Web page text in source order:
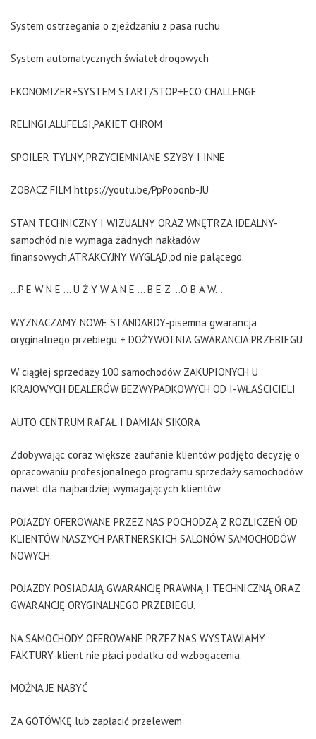
System ostrzegania o zjeżdżaniu z pasa ruchu
System automatycznych świateł drogowych
EKONOMIZER+SYSTEM START/STOP+ECO CHALLENGE
RELINGI,ALUFELGI,PAKIET CHROM
SPOILER TYLNY, PRZYCIEMNIANE SZYBY I INNE
ZOBACZ FILM https://youtu.be/PpPooonb-JU
STAN TECHNICZNY I WIZUALNY ORAZ WNĘTRZA IDEALNY-
samochód nie wymaga żadnych nakładów
finansowych,ATRAKCYJNY WYGLĄD,od nie palącego.
...P E W N E ... U Ż Y W A N E ... B E Z ...O B A W...
WYZNACZAMY NOWE STANDARDY-pisemna gwarancja
oryginalnego przebiegu + DOŻYWOTNIA GWARANCJA PRZEBIEGU
W ciągłej sprzedaży 100 samochodów ZAKUPIONYCH U
KRAJOWYCH DEALERÓW BEZWYPADKOWYCH OD I-WŁAŚCICIELI
AUTO CENTRUM RAFAŁ I DAMIAN SIKORA
Zdobywając coraz większe zaufanie klientów podjęto decyzję o
opracowaniu profesjonalnego programu sprzedaży samochodów
nawet dla najbardziej wymagających klientów.
POJAZDY OFEROWANE PRZEZ NAS POCHODZĄ Z ROZLICZEŃ OD
KLIENTÓW NASZYCH PARTNERSKICH SALONÓW SAMOCHODÓW
NOWYCH.
POJAZDY POSIADAJĄ GWARANCJĘ PRAWNĄ I TECHNICZNĄ ORAZ
GWARANCJĘ ORYGINALNEGO PRZEBIEGU.
NA SAMOCHODY OFEROWANE PRZEZ NAS WYSTAWIAMY
FAKTURY-klient nie płaci podatku od wzbogacenia.
MOŻNA JE NABYĆ
ZA GOTÓWKĘ lub zapłacić przelewem